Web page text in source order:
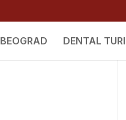
BEOGRAD DENTAL